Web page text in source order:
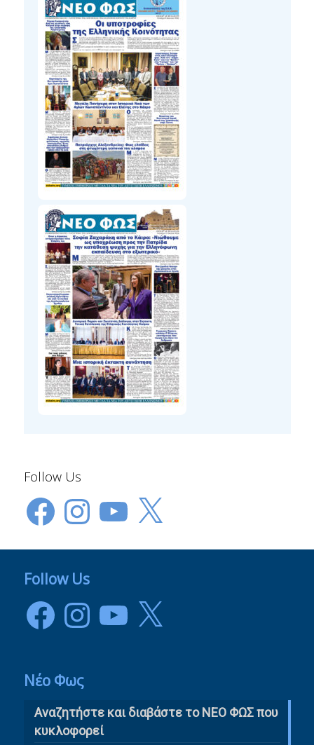
Follow Us
FacebookInstagramYouTube
X
Follow Us
FacebookInstagramYouTube
X
Νέο Φως
Αναζητήστε και διαβάστε το NΕΟ ΦΩΣ που
κυκλοφορεί